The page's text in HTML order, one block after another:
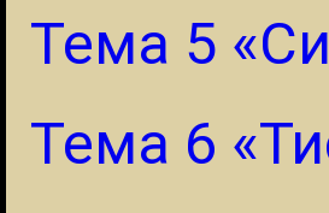
Тема 5
Тема 6